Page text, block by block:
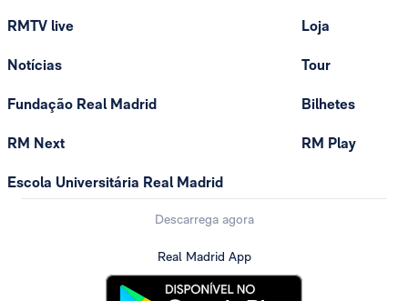
RMTV live
Notícias
Fundação Real Madrid
RM Next
Escola Universitária Real Madrid
Loja
Tour
Bilhetes
RM Play
Descarrega agora
Real Madrid App